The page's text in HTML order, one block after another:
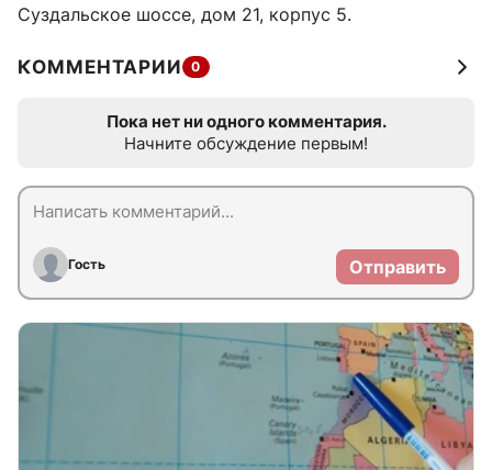
Суздальское шоссе, дом 21, корпус 5.
КОММЕНТАРИИ 0
Пока нет ни одного комментария.
Начните обсуждение первым!
Гость Отправить